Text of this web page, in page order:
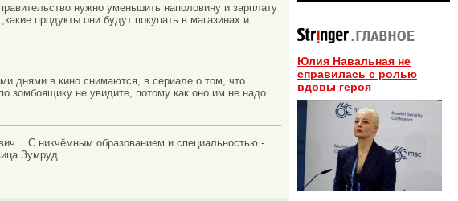
нужно уменьшить наполовину и зарплату
продукты они будут покупать в магазинах и
днями в кино снимаются, в сериале о том, что
зомбоящику не увидите, потому как оно им не надо.
С никчёмным образованием и специальностью -
Зумруд.
Юлия Навальная не
справилась с ролью
вдовы героя